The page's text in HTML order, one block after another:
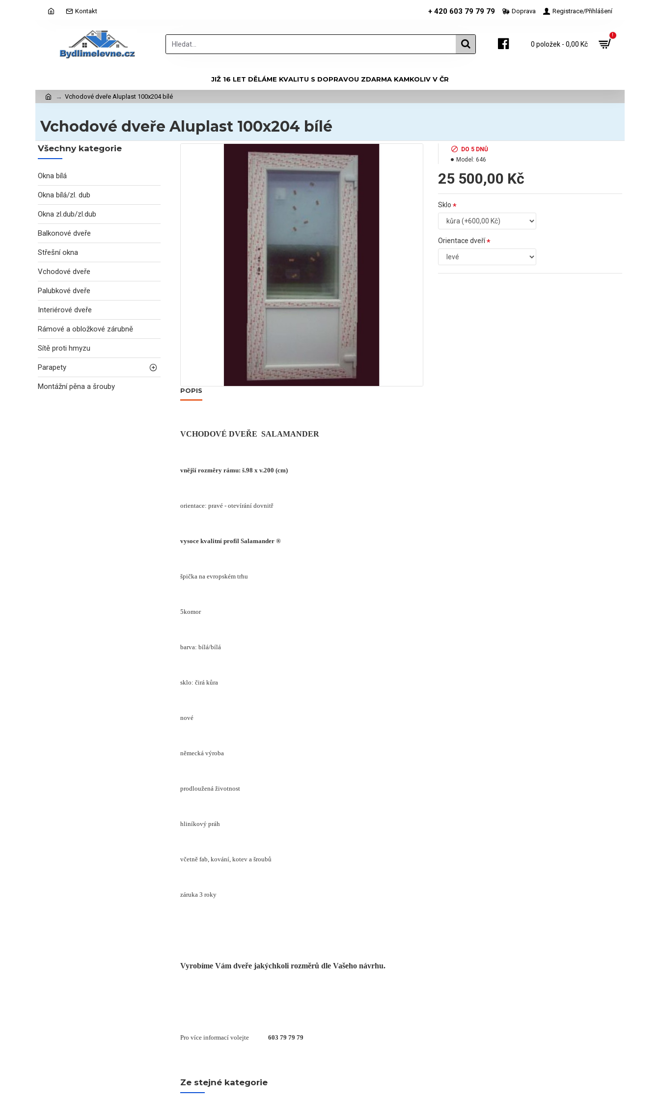
Kontakt + 420 603 79 79 79 Doprava Registrace/Přihlášení
0 položek - 0,00 Kč
!
JIŽ 16 LET DĚLÁME KVALITU S DOPRAVOU ZDARMA KAMKOLIV V ČR
Vchodové dveře Aluplast 100x204 bílé
Vchodové dveře Aluplast 100x204 bílé
Všechny kategorie
Okna bílá
Okna bílá/zl. dub
Okna zl.dub/zl.dub
Balkonové dveře
Střešní okna
Vchodové dveře
Palubkové dveře
Interiérové dveře
Rámové a obložkové zárubně
Sítě proti hmyzu
Parapety
Montážní pěna a šrouby
DO 5 DNŮ
Model: 646
25 500,00 Kč
Sklo
Orientace dveří
POPIS
VCHODOVÉ DVEŘE SALAMANDER
vnější rozměry rámu: š.98 x v.200 (cm)
orientace: pravé - otevírání dovnitř
vysoce kvalitní profil Salamander ®
špička na evropském trhu
5komor
barva: bílá/bílá
sklo: čirá kůra
nové
německá výroba
prodloužená životnost
hliníkový práh
včetně fab, kování, kotev a šroubů
záruka 3 roky
Vyrobíme Vám dveře jakýchkoli rozměrů dle Vašeho návrhu.
Pro více informací volejte 603 79 79 79
Ze stejné kategorie